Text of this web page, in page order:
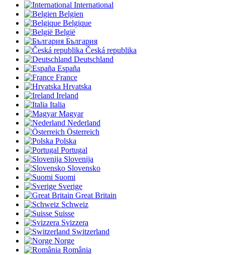
International
Belgien
Belgique
België
България
Česká republika
Deutschland
España
France
Hrvatska
Ireland
Italia
Magyar
Nederland
Österreich
Polska
Portugal
Slovenija
Slovensko
Suomi
Sverige
Great Britain
Schweiz
Suisse
Svizzera
Switzerland
Norge
România